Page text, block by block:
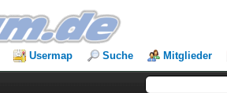
Usermap Suche Mitglieder